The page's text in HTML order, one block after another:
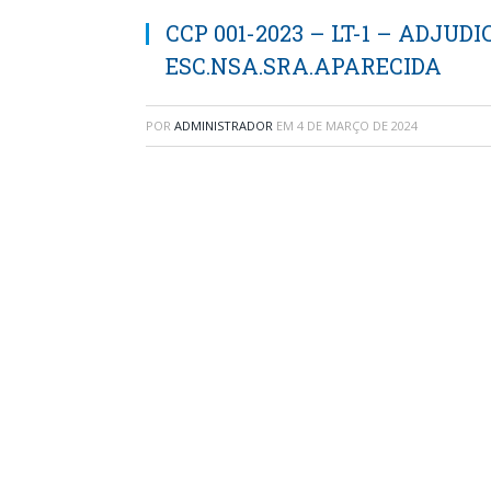
CCP 001-2023 – LT-1 –
ESC.NSA.SRA.APARECIDA
POR ADMINISTRADOR EM 4 DE MARÇO DE 2024